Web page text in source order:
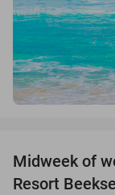
Midweek of
Resort